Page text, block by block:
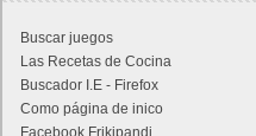
Buscar juegos
Las Recetas de Cocina
Buscador I.E - Firefox
Como página de inico
Facebook Frikipandi